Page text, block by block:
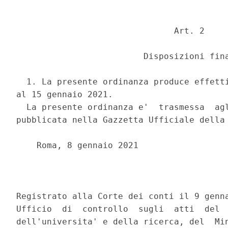
                               Art. 2
Disposizioni
1. La presente ordinanza produce
al 15 gennaio 2021.
La presente ordinanza e'  trasmessa
pubblicata nella Gazzetta Ufficiale
    Roma, 8 gennaio 2021
Registrato alla Corte dei conti il 9
Ufficio  di  controllo  sugli  atti  del
dell'universita' e della ricerca, del